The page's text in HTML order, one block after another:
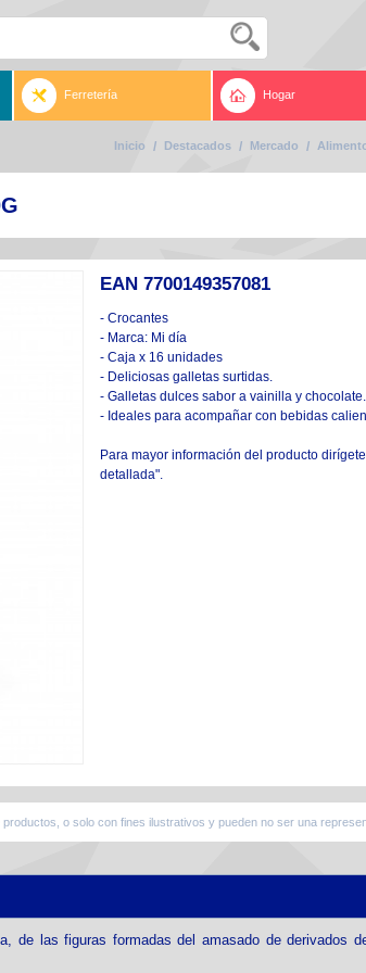
Ferretería Hogar
Inicio / Destacados / Mercado /
EAN 7700149357081
- Crocantes
- Marca: Mi día
- Caja x 16 unidades
- Deliciosas galletas surtidas.
- Galletas dulces sabor a vainilla y chocolate.
- Ideales para acompañar con bebidas
Para mayor información del producto
detallada".
o solo con fines ilustrativos y pueden no ser una
de las figuras formadas del amasado de derivados